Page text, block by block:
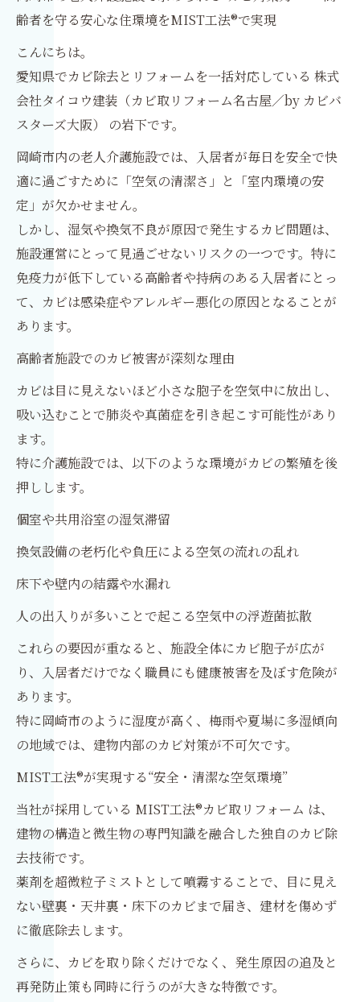
齢者を守る安心な住環境をMIST工法®で実現
こんにちは。
愛知県でカビ除去とリフォームを一括対応している 株式
会社タイコウ建装（カビ取リフォーム名古屋／by カビバ
スターズ大阪） の岩下です。
岡崎市内の老人介護施設では、入居者が毎日を安全で快
適に過ごすために「空気の清潔さ」と「室内環境の安
定」が欠かせません。
しかし、湿気や換気不良が原因で発生するカビ問題は、
施設運営にとって見過ごせないリスクの一つです。特に
免疫力が低下している高齢者や持病のある入居者にとっ
て、カビは感染症やアレルギー悪化の原因となることが
あります。
高齢者施設でのカビ被害が深刻な理由
カビは目に見えないほど小さな胞子を空気中に放出し、
吸い込むことで肺炎や真菌症を引き起こす可能性があり
ます。
特に介護施設では、以下のような環境がカビの繁殖を後
押しします。
個室や共用浴室の湿気滞留
換気設備の老朽化や負圧による空気の流れの乱れ
床下や壁内の結露や水漏れ
人の出入りが多いことで起こる空気中の浮遊菌拡散
これらの要因が重なると、施設全体にカビ胞子が広が
り、入居者だけでなく職員にも健康被害を及ぼす危険が
あります。
特に岡崎市のように湿度が高く、梅雨や夏場に多湿傾向
の地域では、建物内部のカビ対策が不可欠です。
MIST工法®が実現する“安全・清潔な空気環境”
当社が採用している MIST工法®カビ取リフォーム は、
建物の構造と微生物の専門知識を融合した独自のカビ除
去技術です。
薬剤を超微粒子ミストとして噴霧することで、目に見え
ない壁裏・天井裏・床下のカビまで届き、建材を傷めず
に徹底除去します。
さらに、カビを取り除くだけでなく、発生原因の追及と
再発防止策も同時に行うのが大きな特徴です。